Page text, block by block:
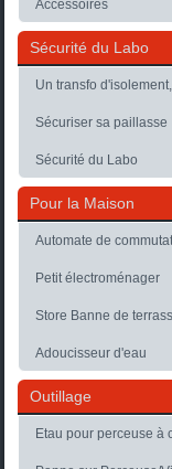
Accessoires
Sécurité du Labo
Un transfo
Sécuriser sa paillasse
Sécurité du Labo
Pour la Maison
Automate de
Petit électroménager
Store Banne de
Adoucisseur d'eau
Outillage
Etau pour perceuse à